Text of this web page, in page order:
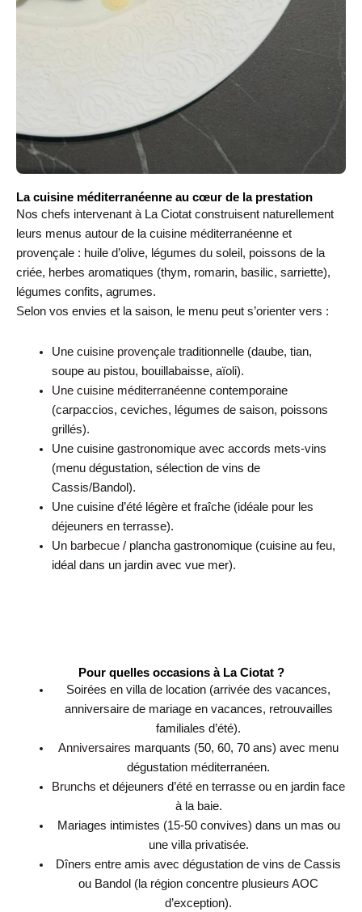
La cuisine méditerranéenne au cœur de la prestation
Nos chefs intervenant à La Ciotat construisent naturellement
leurs menus autour de la cuisine méditerranéenne et
provençale : huile d’olive, légumes du soleil, poissons de la
criée, herbes aromatiques (thym, romarin, basilic, sarriette),
légumes confits, agrumes.
Selon vos envies et la saison, le menu peut s’orienter vers :
Une cuisine provençaletraditionnelle (daube, tian,
soupe au pistou, bouillabaisse, aïoli).
Une cuisine méditerranéennecontemporaine
(carpaccios, ceviches, légumes de saison, poissons
grillés).
Une cuisine gastronomiqueavec accords mets-vins
(menu dégustation, sélection de vins de
Cassis/Bandol).
Une cuisine d’été légère et fraîche (idéale pour les
déjeuners en terrasse).
Un barbecue/ plancha gastronomique (cuisine au feu,
idéal dans un jardin avec vue mer).
Pour quelles occasions à La Ciotat ?
Soirées en villa de location (arrivée des vacances,
anniversaire de mariage en vacances, retrouvailles
familiales d’été).
Anniversaires marquants (50, 60, 70 ans) avec menu
dégustation méditerranéen.
Brunchs et déjeuners d’été en terrasse ou en jardin face
à la baie.
Mariages intimistes (15-50 convives) dans un mas ou
une villa privatisée.
Dîners entre amis avec dégustation de vins de Cassis
ou Bandol (la région concentre plusieurs AOC
d’exception).